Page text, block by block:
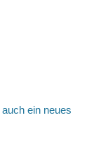
ein neues